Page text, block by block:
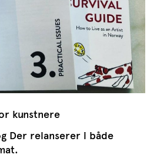
kunstnere
Der relanserer i både